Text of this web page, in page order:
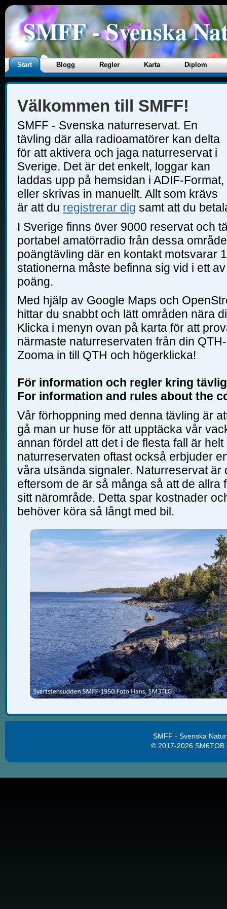
SMFF - Svenska
Start Blogg Regler Karta Diplom
Välkommen till SMFF!
SMFF - Svenska naturreservat. En
tävling där alla radioamatörer kan delta
för att aktivera och jaga naturreservat i
Sverige. Det är det enkelt, loggar kan
laddas upp på hemsidan i ADIF-Format,
eller skrivas in manuellt. Allt som krävs
är att du registrerar dig samt att du
I Sverige finns över 9000 reservat och
portabel amatörradio från dessa
poängtävling där en kontakt motsvarar
stationerna måste befinna sig vid i ett
poäng.
Med hjälp av Google Maps och
hittar du snabbt och lätt områden nära
Klicka i menyn ovan på karta för att
närmaste naturreservaten från din
Zooma in till QTH och högerklicka!
För information och regler kring
For information and rules about the
Vår förhoppning med denna tävling är
gå man ur huse för att upptäcka vår
annan fördel att det i de flesta fall är
naturreservaten oftast också erbjuder
våra utsända signaler. Naturreservat är
eftersom de är så många så att de allra
sitt närområde. Detta spar kostnader
behöver köra så långt med bil.
SMFF - Svenska
© 2017-2026 SM6TOB